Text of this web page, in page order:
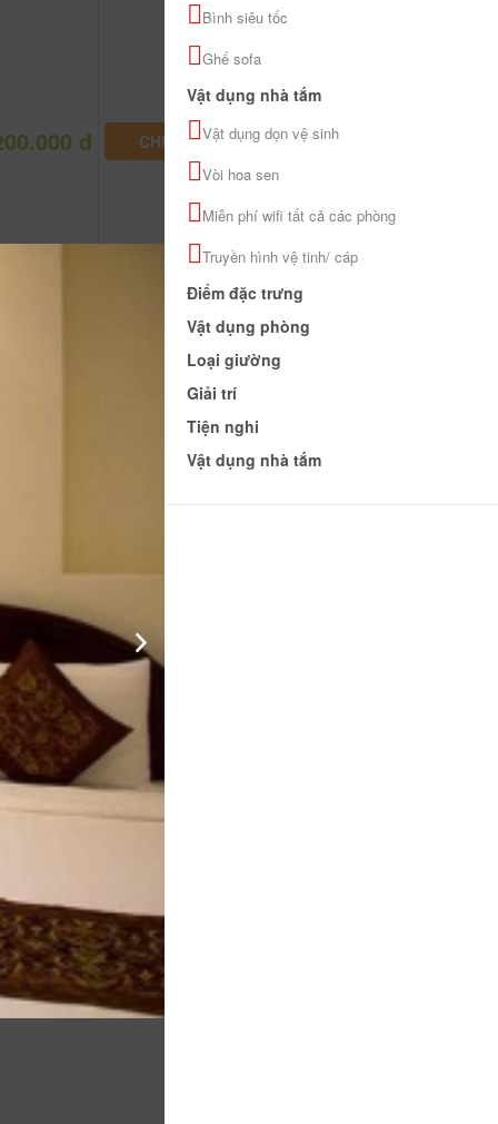
đ CHƯA KHAI BÁO PHÒNG
núi. Để kỳ nghỉ của bạn tăng thêm phần thi vị,
với Thành phố ngàn hoa. Tọa lạc tại địa chỉ 30
chất lượng là danh dự để làm hài lòng quý
tình, phòng nghỉ đầy đủ tiện nghi, nội thất
sạn Marguerite chắc chắn sẽ là địa chỉ tin cậy
Bình siêu tốc
Ghế sofa
Vật dụng nhà tắm
Vật dụng dọn vệ sinh
Vòi hoa sen
Miễn phí wifi tất cả các phòng
Truyền hình vệ tinh/ cáp
Điểm đặc trưng
Vật dụng phòng
Loại giường
Giải trí
Tiện nghi
Vật dụng nhà tắm